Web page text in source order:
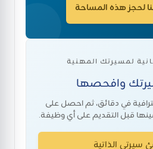
لحجز هذه المساحة
لمسيرتك المهنية
وافحصها
في دقائق، ثم احصل على
قبل التقديم على أي وظيفة.
سيرتي الذاتية